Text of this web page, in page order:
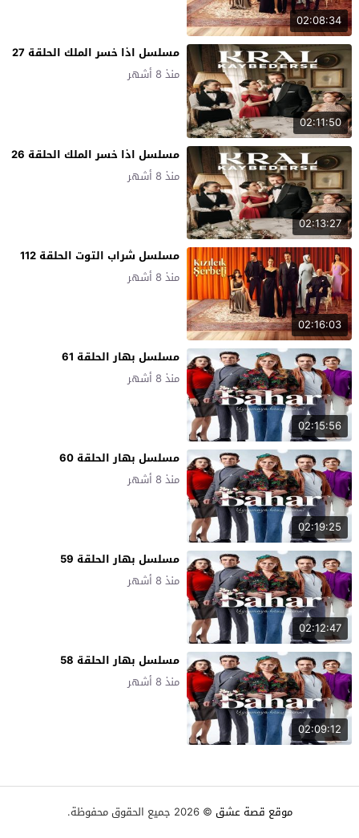
02:08:34
02:11:50
مسلسل اذا خسر الملك الحلقة 27
منذ 8 أشهر
02:13:27
مسلسل اذا خسر الملك الحلقة 26
منذ 8 أشهر
02:16:03
مسلسل شراب التوت الحلقة 112
منذ 8 أشهر
02:15:56
مسلسل بهار الحلقة 61
منذ 8 أشهر
02:19:25
مسلسل بهار الحلقة 60
منذ 8 أشهر
02:12:47
مسلسل بهار الحلقة 59
منذ 8 أشهر
02:09:12
مسلسل بهار الحلقة 58
منذ 8 أشهر
موقع قصة عشق © 2026 جميع الحقوق محفوظة.